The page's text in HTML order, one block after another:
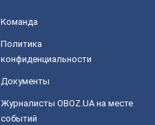
Команда
Политика
конфиденциальности
Документы
Журналисты OBOZ.UA на месте
событий